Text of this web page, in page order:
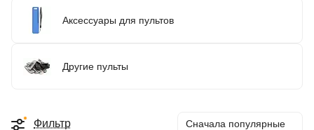
Аксессуары для пультов
Другие пульты
Фильтр Сначала популярные